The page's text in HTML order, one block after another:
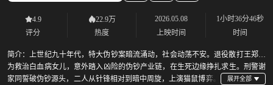
4.9
评分
22.9万
热度
2026.05.08
上映时间
1小时36分46秒
时间
简介：上世纪九十年代，特大伪钞案暗流涌动，社会动荡不安。退役散打王郑明
为救治白血病女儿，意外踏入凶险的伪钞产业链，在生死边缘挣扎求生。刑警谢
家同誓破伪钞源头，二人从针锋相对到暗中周旋，上演猫鼠博弈。